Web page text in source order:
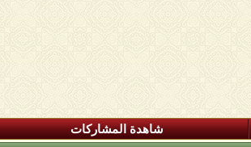
شاهدة المشاركات